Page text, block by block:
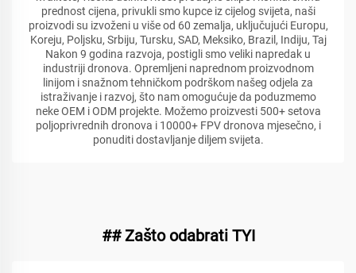
prednost cijena, privukli smo kupce iz cijelog svijeta, naši
proizvodi su izvoženi u više od 60 zemalja, uključujući Europu,
Koreju, Poljsku, Srbiju, Tursku, SAD, Meksiko, Brazil, Indiju, Taj
Nakon 9 godina razvoja, postigli smo veliki napredak u
industriji dronova. Opremljeni naprednom proizvodnom
linijom i snažnom tehničkom podrškom našeg odjela za
istraživanje i razvoj, što nam omogućuje da poduzmemo
neke OEM i ODM projekte. Možemo proizvesti 500+ setova
poljoprivrednih dronova i 10000+ FPV dronova mjesečno, i
ponuditi dostavljanje diljem svijeta.
## Zašto odabrati TYI